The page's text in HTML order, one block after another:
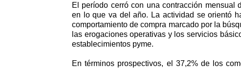
El período cerró con una contracción mensual
en lo que va del año. La actividad se orientó
comportamiento de compra marcado por la
las erogaciones operativas y los servicios
establecimientos pyme.
En términos prospectivos, el 37,2% de los